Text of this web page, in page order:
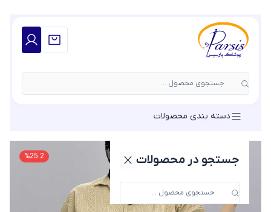
جستجوی محصول ...
جستجو در محصولات
دسته بندی محصولات
25.2
%